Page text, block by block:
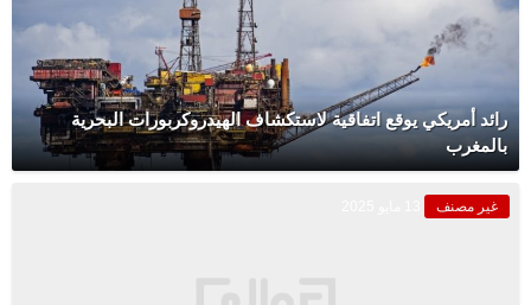
رائد أمريكي يوقع اتفاقية لاستكشاف الهيدروكربورات البحرية
بالمغرب
غير مصنف